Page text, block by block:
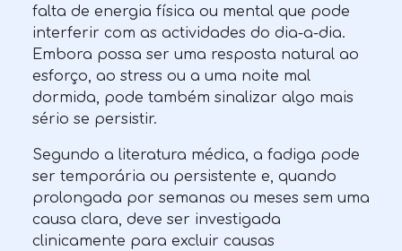
falta de energia física ou mental que pode
interferir com as actividades do dia-a-dia.
Embora possa ser uma resposta natural ao
esforço, ao stress ou a uma noite mal
dormida, pode também sinalizar algo mais
sério se persistir.
Segundo a literatura médica, a fadiga pode
ser temporária ou persistente e, quando
prolongada por semanas ou meses sem uma
causa clara, deve ser investigada
clinicamente para excluir causas